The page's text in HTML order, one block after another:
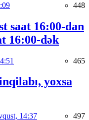
448
saat 16:00-dan
16:00-dək
465
yoxsa
14:37 497